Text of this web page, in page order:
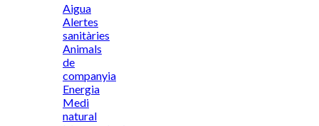
Aigua
Alertes
sanitàries
Animals
de
companyia
Energia
Medi
natural